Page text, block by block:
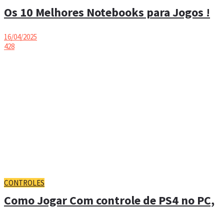
Os 10 Melhores Notebooks para Jogos !
16/04/2025
428
CONTROLES
Como Jogar Com controle de PS4 no PC,